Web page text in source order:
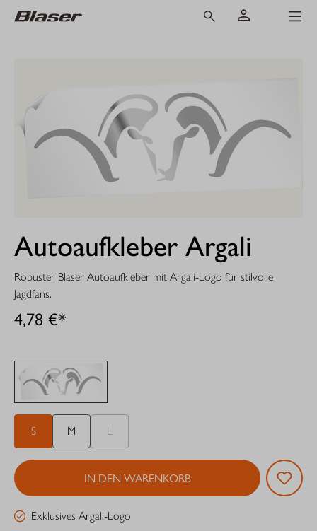
Autoaufkleber Argali
Robuster Blaser Autoaufkleber mit Argali-Logo für stilvolle
Jagdfans.
4,78 €*
S M L
IN DEN WARENKORB
Exklusives Argali-Logo